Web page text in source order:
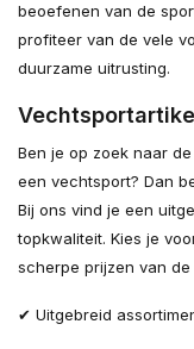
beoefenen van de
profiteer van de vele
duurzame uitrusting.
Ben je op zoek naar
een vechtsport? Dan
Bij ons vind je een
topkwaliteit. Kies je
scherpe prijzen van
✔ Uitgebreid